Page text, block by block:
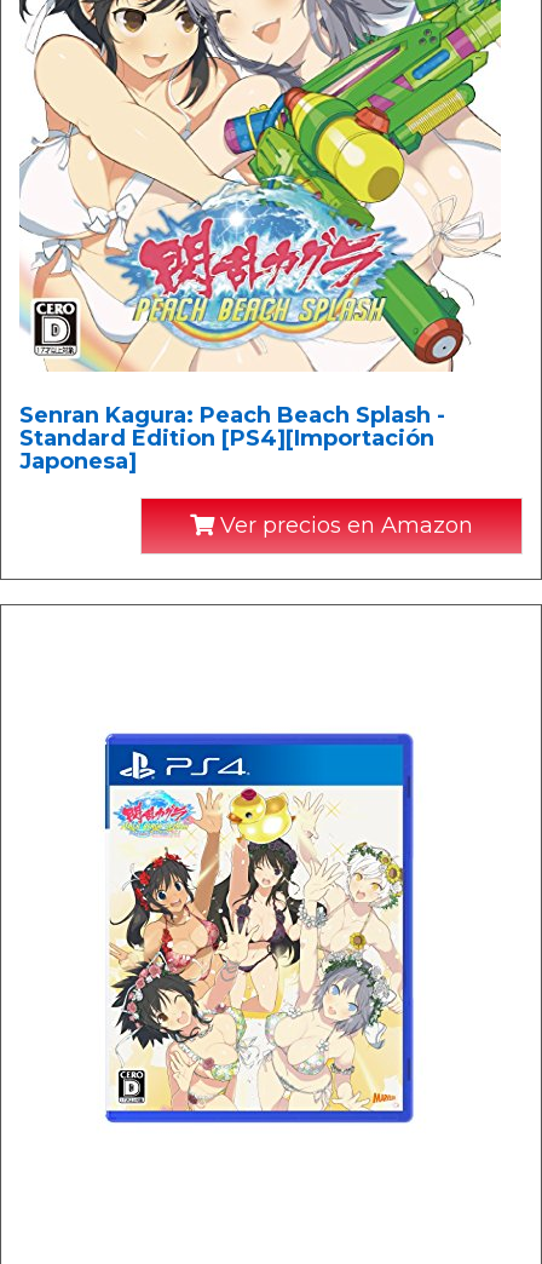
Senran Kagura: Peach Beach Splash -
Standard Edition [PS4][Importación
Japonesa]
Ver precios en Amazon